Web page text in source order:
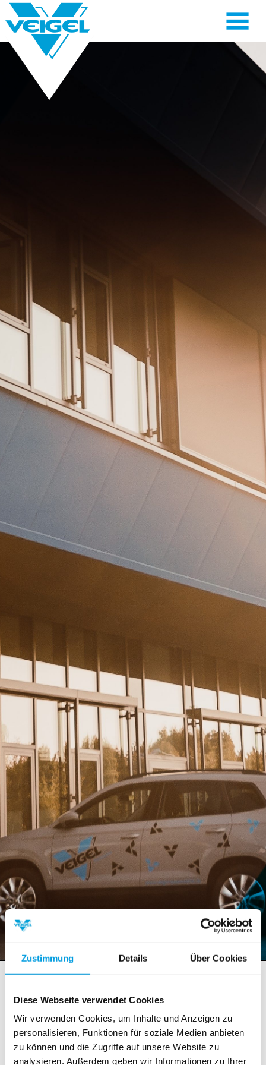
Zustimmung Details Über Cookies
Diese Webseite verwendet Cookies
Wir verwenden Cookies, um Inhalte und Anzeigen zu
personalisieren, Funktionen für soziale Medien anbieten
zu können und die Zugriffe auf unsere Website zu
analysieren. Außerdem geben wir Informationen zu Ihrer
Einbau für Club Mobil – Veigel
Produkte im neuen Oktavia
Die Club Mobil Gründerin Frau Edith Grünseis-Pacher
hat ihr neues Leihfahrzeug komplett mit Veigel